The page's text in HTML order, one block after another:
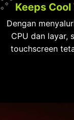
Keeps
Dengan
CPU dan layar,
touchscreen